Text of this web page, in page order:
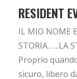
RESIDENT
IL MIO NOME
STORIA... ...LA
Proprio
sicuro, libero